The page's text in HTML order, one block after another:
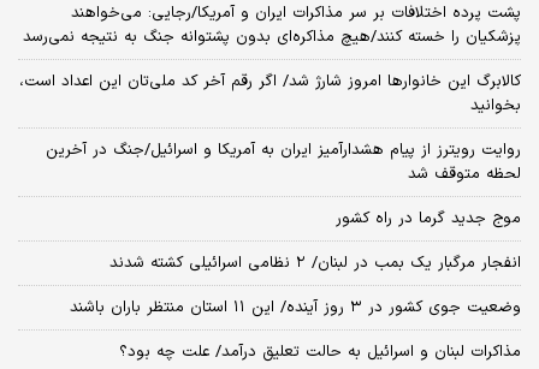
پشت پرده اختلافات بر سر مذاکرات ایران و آمریکا/رجایی: می‌خواهند
پزشکیان را خسته کنند/هیچ مذاکره‌ای بدون پشتوانه جنگ به نتیجه نمی‌رسد
کالابرگ این خانوارها امروز شارژ شد/ اگر رقم آخر کد ملی‌تان این اعداد است،
بخوانید
روایت رویترز از پیام هشدارآمیز ایران به آمریکا و اسرائیل/جنگ در آخرین
لحظه متوقف شد
موج جدید گرما در راه کشور
انفجار مرگبار یک بمب در لبنان/ ۲ نظامی اسرائیلی کشته شدند
وضعیت جوی کشور در ۳ روز آینده/ این ۱۱ استان منتظر باران باشند
مذاکرات لبنان و اسرائیل به حالت تعلیق درآمد/ علت چه بود؟